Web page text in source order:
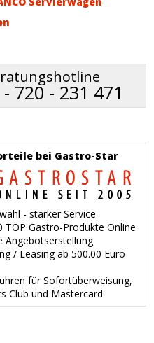
720 - 231 471
bei Gastro-Star
- starker Service
TOP Gastro-Produkte Online
Angebotserstellung
/ Leasing ab 500.00 Euro
für Sofortüberweisung,
Club und Mastercard